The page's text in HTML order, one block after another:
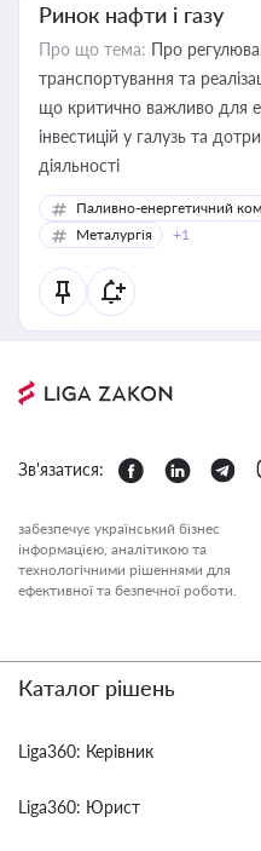
Ринок нафти і газу
Про що тема: Про
транспортування та
що критично важливо для
інвестицій у галузь та
діяльності
Паливно-енергетичний
Металургія
+1
Зв'язатися:
забезпечує український бізнес
інформацією, аналітикою та
технологічними рішеннями для
ефективної та безпечної роботи.
Каталог рішень
Liga360: Керівник
Liga360: Юрист